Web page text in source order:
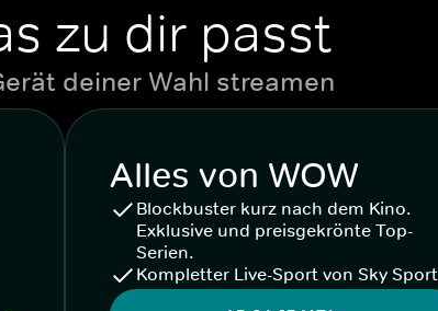
zu dir passt
deiner Wahl streamen
Alles von WOW
Blockbuster kurz nach dem Kino.
Exklusive und preisgekrönte Top-
Serien.
Kompletter Live-Sport von Sky Sport